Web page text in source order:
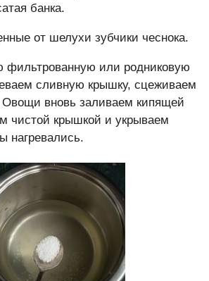
банка.
от шелухи зубчики чеснока.
или родниковую
сливную крышку, сцеживаем
вновь заливаем кипящей
чистой крышкой и укрываем
нагревались.